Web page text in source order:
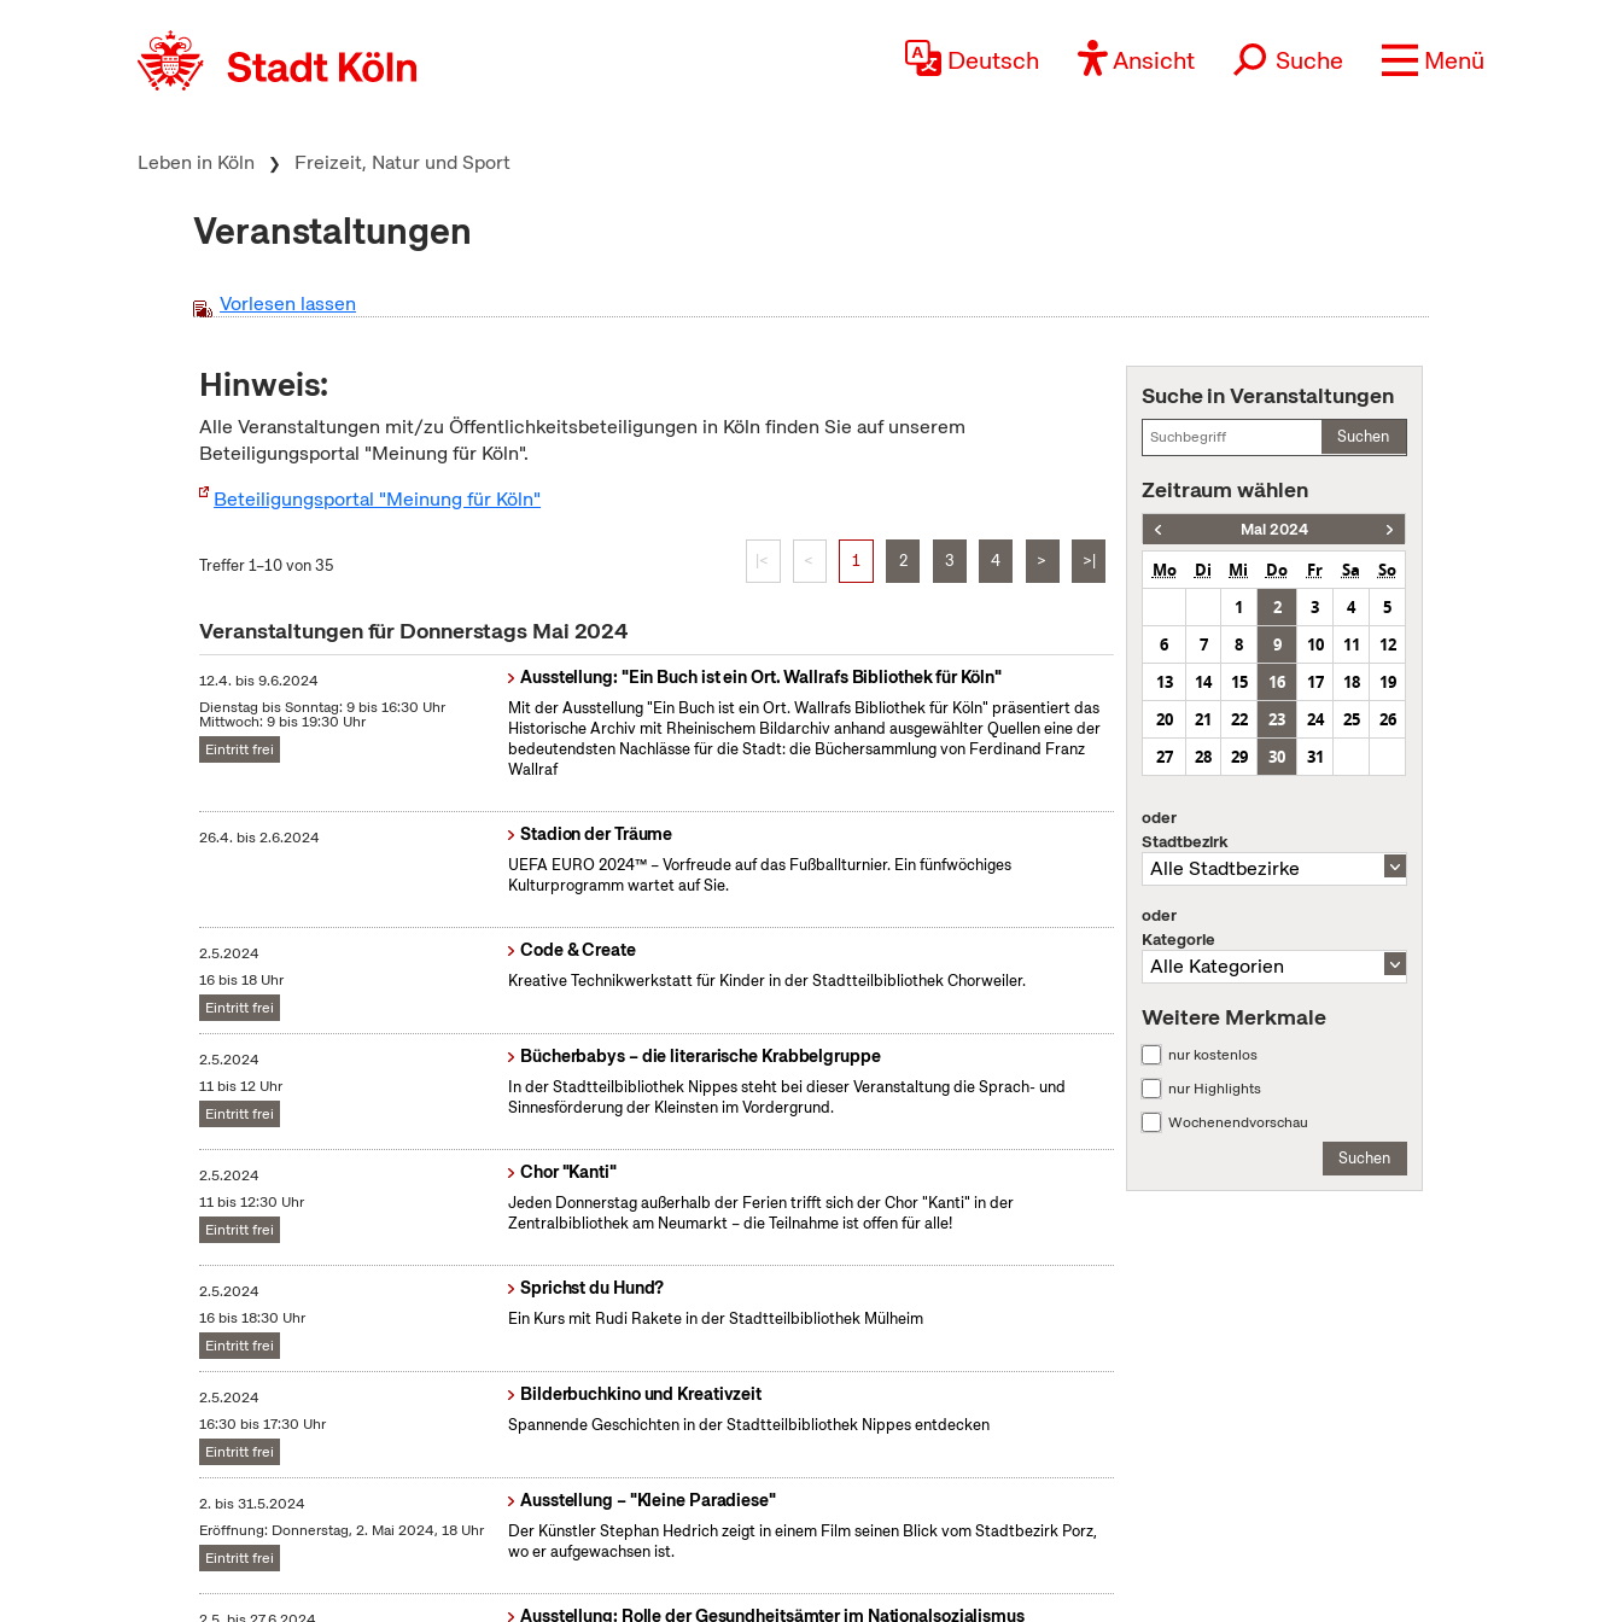
Deutsch Ansicht Suche Menü
Leben in Köln Freizeit, Natur und Sport
Veranstaltungen
Vorlesen lassen
Hinweis:
Alle Veranstaltungen mit/zu Öffentlichkeitsbeteiligungen in Köln finden Sie auf unserem
Beteiligungsportal "Meinung für Köln".
Beteiligungsportal "Meinung für Köln"
Treffer 1–10 von 35 |< < 1 2 3 4 > >|
Veranstaltungen für Donnerstags Mai 2024
12.4. bis9.6.2024
Dienstag bis Sonntag: 9 bis 16:30 Uhr
Mittwoch: 9 bis 19:30 Uhr
Eintritt frei
Ausstellung: "Ein Buch ist ein Ort. Wallrafs Bibliothek für Köln"
Mit der Ausstellung "Ein Buch ist ein Ort. Wallrafs Bibliothek für Köln" präsentiert das
Historische Archiv mit Rheinischem Bildarchiv anhand ausgewählter Quellen eine der
bedeutendsten Nachlässe für die Stadt: die Büchersammlung von Ferdinand Franz
Wallraf
26.4. bis2.6.2024 Stadion der Träume
UEFA EURO 2024™ – Vorfreude auf das Fußballturnier. Ein fünfwöchiges
Kulturprogramm wartet auf Sie.
2.5.2024
16 bis 18 Uhr
Eintritt frei
Code & Create
Kreative Technikwerkstatt für Kinder in der Stadtteilbibliothek Chorweiler.
2.5.2024
11 bis 12 Uhr
Eintritt frei
Bücherbabys – die literarische Krabbelgruppe
In der Stadtteilbibliothek Nippes steht bei dieser Veranstaltung die Sprach- und
Sinnesförderung der Kleinsten im Vordergrund.
2.5.2024
11 bis 12:30 Uhr
Eintritt frei
Chor "Kanti"
Jeden Donnerstag außerhalb der Ferien trifft sich der Chor "Kanti" in der
Zentralbibliothek am Neumarkt – die Teilnahme ist offen für alle!
2.5.2024
16 bis 18:30 Uhr
Eintritt frei
Sprichst du Hund?
Ein Kurs mit Rudi Rakete in der Stadtteilbibliothek Mülheim
2.5.2024
16:30 bis 17:30 Uhr
Eintritt frei
Bilderbuchkino und Kreativzeit
Spannende Geschichten in der Stadtteilbibliothek Nippes entdecken
2. bis31.5.2024
Eröffnung: Donnerstag, 2. Mai 2024, 18 Uhr
Eintritt frei
Ausstellung – "Kleine Paradiese"
Der Künstler Stephan Hedrich zeigt in einem Film seinen Blick vom Stadtbezirk Porz,
wo er aufgewachsen ist.
Ausstellung: Rolle der Gesundheitsämter im Nationalsozialismus
Suche in Veranstaltungen
Suchen
Zeitraum wählen
Mai 2024
Mo Di Mi Do Fr Sa
So
1
2 3 4
5
6
7 8 9 10 11
12
13
14 15 16 17 18
19
20
21 22 23 24 25
26
27
28 29 30 31
oder
Stadtbezirk
oder
Kategorie
Weitere Merkmale
nur kostenlos
nur Highlights
Wochenendvorschau
Suchen